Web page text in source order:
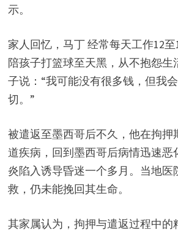
示。
家人回忆，马丁 经常每天工作12
陪孩子打篮球至天黑，从不抱怨生
子说：“我可能没有很多钱，但我
切。”
被遣返至墨西哥后不久，他在拘押
道疾病，回到墨西哥后病情迅速恶
炎陷入诱导昏迷一个多月。当地医
救，仍未能挽回其生命。
其家属认为，拘押与遣返过程中的